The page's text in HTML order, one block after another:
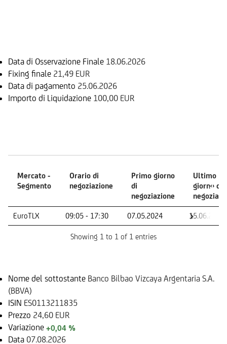
Data di Osservazione Finale 18.06.2026
Fixing finale 21,49 EUR
Data di pagamento 25.06.2026
Importo di Liquidazione 100,00 EUR
Mercato -
Segmento
Orario di
negoziazione
Primo giorno
di
negoziazione
Ultimo
giorno di
Mercato -
Orario di
Primo giorno
negoziazione
Ultimo
EuroTLX 09:05 - 17:30 07.05.2024 15.06.2026
Showing 1 to 1 of 1 entries
Nome del sottostante Banco Bilbao Vizcaya Argentaria S.A.
(BBVA)
ISIN ES0113211835
Prezzo 24,60 EUR
Variazione +0,04 %
Data 07.08.2026